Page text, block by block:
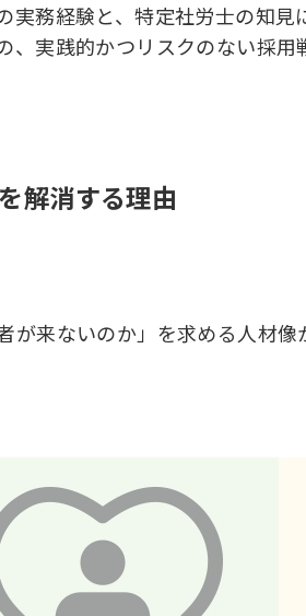
務経験と、特定社労士の知
実践的かつリスクのない採用
解消する理由
が来ないのか」を求める人材